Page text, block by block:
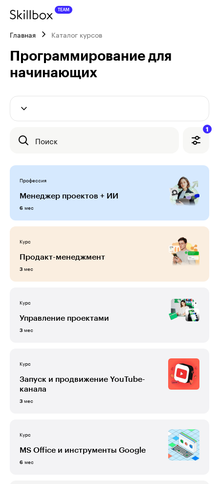
Главная Каталог курсов
Программирование для
начинающих
Поиск
1
Профессия
Менеджер проектов + ИИ
6 мес
Курс
Продакт-менеджмент
3 мес
Курс
Управление проектами
3 мес
Курс
Запуск и продвижение YouTube-
канала
3 мес
Курс
MS Office и инструменты Google
6 мес